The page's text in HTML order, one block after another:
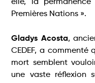
elle, la
Premières Nations ».
Gladys Acosta,
CEDEF, a commenté
mort semblent
une vaste réflexion